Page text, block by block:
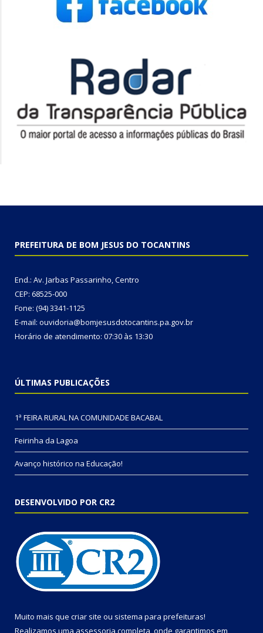
PREFEITURA DE BOM JESUS DO TOCANTINS
End.: Av. Jarbas Passarinho, Centro
CEP: 68525-000
Fone: (94) 3341-1125
E-mail: ouvidoria@bomjesusdotocantins.pa.gov.br
Horário de atendimento: 07:30 às 13:30
ÚLTIMAS PUBLICAÇÕES
1ª FEIRA RURAL NA COMUNIDADE BACABAL
Feirinha da Lagoa
Avanço histórico na Educação!
DESENVOLVIDO POR CR2
Muito mais que criar site ou sistema para prefeituras!
Realizamos uma assessoria completa, onde garantimos em